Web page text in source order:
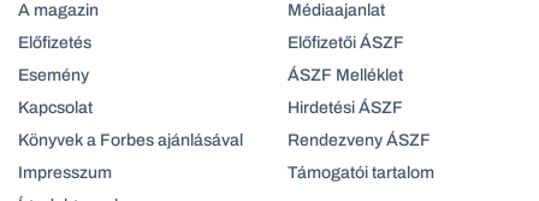
A magazin
Előfizetés
Esemény
Kapcsolat
Könyvek a Forbes ajánlásával
Impresszum
Médiaajanlat
Előfizetői ÁSZF
ÁSZF Melléklet
Hirdetési ÁSZF
Rendezveny ÁSZF
Támogatói tartalom